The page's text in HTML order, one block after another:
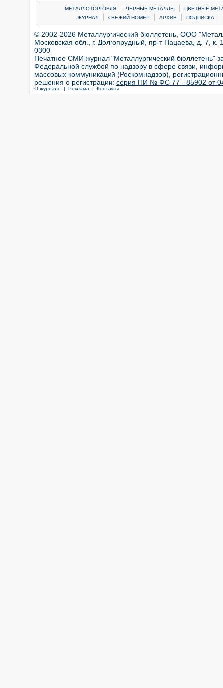
МЕТАЛЛОТОРГОВЛЯ | ЧЕРНЫЕ МЕТАЛЛЫ |
ЦВЕТНЫЕ
ЖУРНАЛ
| СВЕЖИЙ НОМЕР | АРХИВ | ПОДПИСКА |
© 2002-2026 Металлургический бюллетень, ООО
Московская обл., г. Долгопрудный, пр-т Пацаева, д. 7,
0300
Печатное СМИ журнал "Металлургический бюллетень"
Федеральной службой по надзору в сфере связи,
массовых коммуникаций (Роскомнадзор),
решения о регистрации: серия ПИ № ФС 77 - 85902 от 04
О журнале | Реклама | Контакты